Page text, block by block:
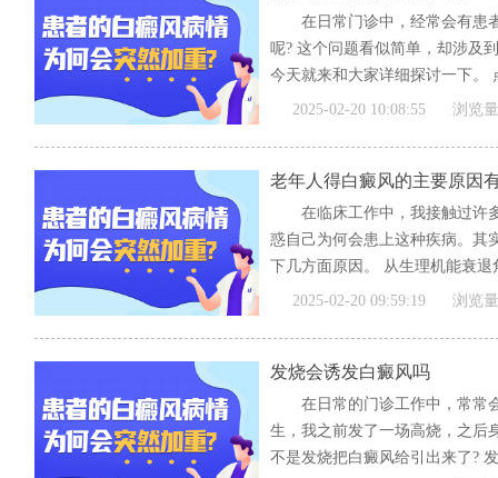
在日常门诊中，经常会有患
呢? 这个问题看似简单，却涉及
今天就来和大家详细探讨一下。
[全文]
2025-02-20 10:08:55 浏览
老年人得白癜风的主要原因
在临床工作中，我接触过许
惑自己为何会患上这种疾病。其
下几方面原因。 从生理机能衰
[全文]
2025-02-20 09:59:19 浏览
发烧会诱发白癜风吗
在日常的门诊工作中，常常
生，我之前发了一场高烧，之后
不是发烧把白癜风给引出来了?